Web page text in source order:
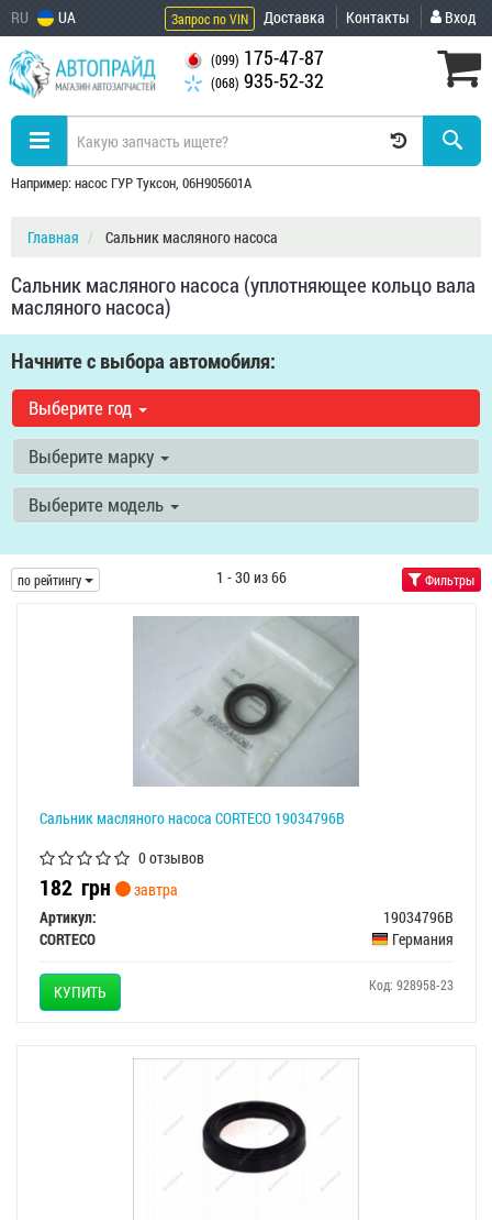
RU UA Запрос по VIN Доставка Контакты Вход
(099) 175-47-87
(068) 935-52-32
Например: насос ГУР Туксон, 06H905601A
Главная Сальник масляного насоса
Сальник масляного насоса (уплотняющее кольцо вала
масляного насоса)
Начните с выбора автомобиля:
Выберите год
Выберите марку
Выберите модель
по рейтингу 1 - 30 из 66 Фильтры
Сальник масляного насоса CORTECO 19034796B
0 отзывов
182 грн
завтра
Артикул:
19034796B
CORTECO
Германия
КУПИТЬ Код: 928958-23